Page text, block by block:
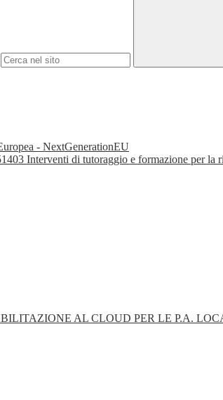
- NextGenerationEU
Interventi di tutoraggio e formazione per
AL CLOUD PER LE P.A.